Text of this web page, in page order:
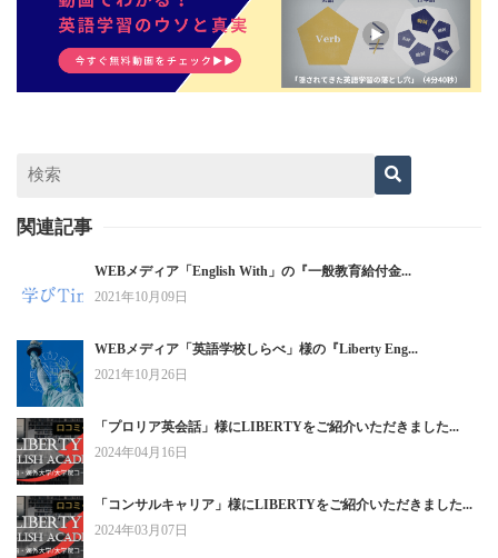
関連記事
WEBメディア「English With」の『一般教育給付金...
2021年10月09日
WEBメディア「英語学校しらべ」様の『Liberty Eng...
2021年10月26日
「プロリア英会話」様にLIBERTYをご紹介いただきました...
2024年04月16日
「コンサルキャリア」様にLIBERTYをご紹介いただきました...
2024年03月07日